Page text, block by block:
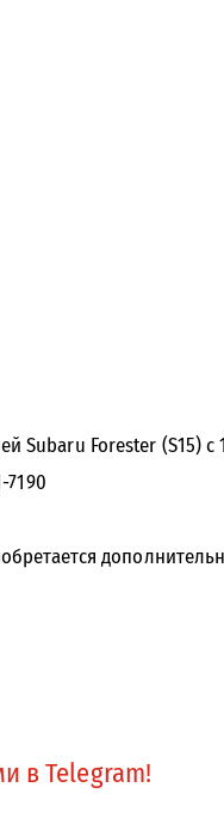
Forester (S15) с
7190
в Telegram!